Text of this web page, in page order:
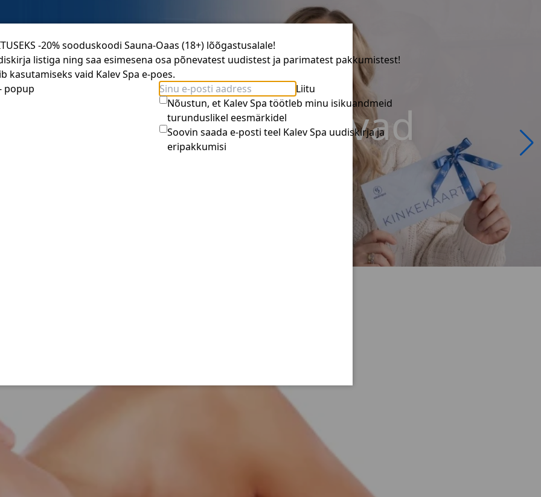
–
kinkekaardid kehtivad
–
kinkekaardid kehtivad
-20% sooduskoodi Sauna-Oaas (18+) lõõgastusalale!
listiga ning saa esimesena osa põnevatest uudistest ja parimatest pakkumistest!
kasutamiseks vaid Kalev Spa e-poes.
popup
Liitu
Nõustun, et Kalev Spa töötleb minu isikuandmeid
turunduslikel eesmärkidel
Soovin saada e-posti teel Kalev Spa uudiskirja ja
eripakkumisi